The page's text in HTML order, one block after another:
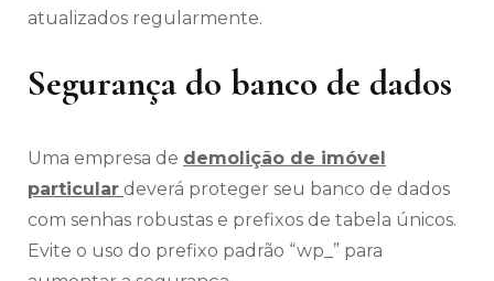
atualizados regularmente.
Segurança do banco de dados
Uma empresa de demolição de imóvel
particular deverá proteger seu banco de dados
com senhas robustas e prefixos de tabela únicos.
Evite o uso do prefixo padrão “wp_” para